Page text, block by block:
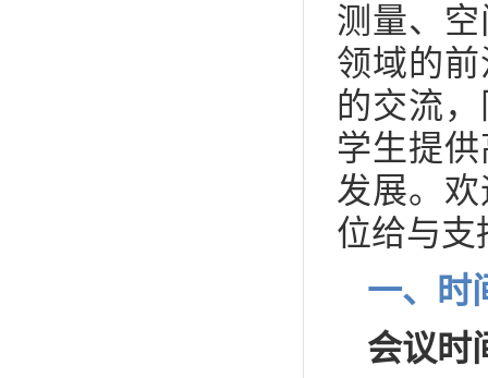
测量、
领域的
的交流
学生提
发展。
位给与支
一、时
会议时